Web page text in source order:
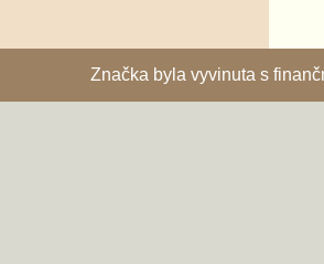
Značka byla vyvinuta s